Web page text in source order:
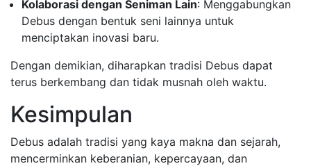
Kolaborasi dengan Seniman Lain: Menggabungkan
Debus dengan bentuk seni lainnya untuk
menciptakan inovasi baru.
Dengan demikian, diharapkan tradisi Debus dapat
terus berkembang dan tidak musnah oleh waktu.
Kesimpulan
Debus adalah tradisi yang kaya makna dan sejarah,
mencerminkan keberanian, kepercayaan, dan